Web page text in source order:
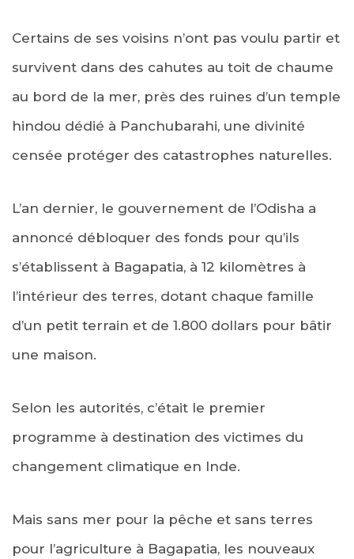
Certains de ses voisins n’ont pas voulu partir et
survivent dans des cahutes au toit de chaume
au bord de la mer, près des ruines d’un temple
hindou dédié à Panchubarahi, une divinité
censée protéger des catastrophes naturelles.
L’an dernier, le gouvernement de l’Odisha a
annoncé débloquer des fonds pour qu’ils
s’établissent à Bagapatia, à 12 kilomètres à
l’intérieur des terres, dotant chaque famille
d’un petit terrain et de 1.800 dollars pour bâtir
une maison.
Selon les autorités, c’était le premier
programme à destination des victimes du
changement climatique en Inde.
Mais sans mer pour la pêche et sans terres
pour l’agriculture à Bagapatia, les nouveaux